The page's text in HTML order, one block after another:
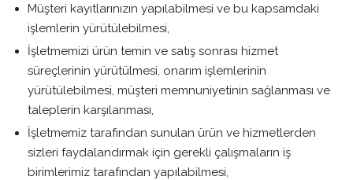
Müşteri kayıtlarınızın yapılabilmesi ve bu kapsamdaki
işlemlerin yürütülebilmesi,
İşletmemizi ürün temin ve satış sonrası hizmet
süreçlerinin yürütülmesi, onarım işlemlerinin
yürütülebilmesi, müşteri memnuniyetinin sağlanması ve
taleplerin karşılanması,
İşletmemiz tarafından sunulan ürün ve hizmetlerden
sizleri faydalandırmak için gerekli çalışmaların iş
birimlerimiz tarafından yapılabilmesi,